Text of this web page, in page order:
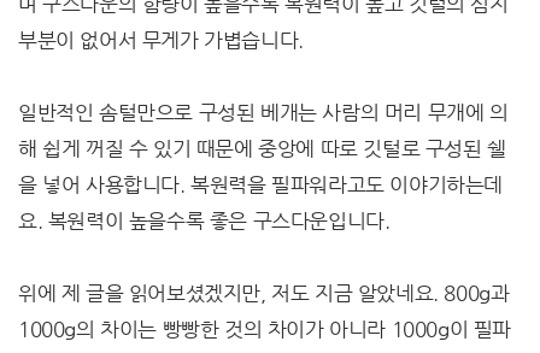
부분이 없어서 무게가 가볍습니다.
일반적인 솜털만으로 구성된 베개는 사람의 머리 무개에 의
해 쉽게 꺼질 수 있기 때문에 중앙에 따로 깃털로 구성된 쉘
을 넣어 사용합니다. 복원력을 필파워라고도 이야기하는데
요. 복원력이 높을수록 좋은 구스다운입니다.
위에 제 글을 읽어보셨겠지만, 저도 지금 알았네요. 800g과
1000g의 차이는 빵빵한 것의 차이가 아니라 1000g이 필파